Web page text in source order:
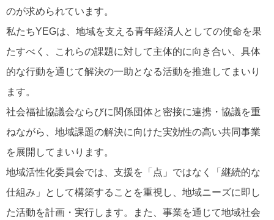
のが求められています。
私たちYEGは、地域を支える青年経済人としての使命を果
たすべく、これらの課題に対して主体的に向き合い、具体
的な行動を通じて解決の一助となる活動を推進してまいり
ます。
社会福祉協議会ならびに関係団体と密接に連携・協議を重
ねながら、地域課題の解決に向けた実効性の高い共同事業
を展開してまいります。
地域活性化委員会では、支援を「点」ではなく「継続的な
仕組み」として構築することを重視し、地域ニーズに即し
た活動を計画・実行します。また、事業を通じて地域社会